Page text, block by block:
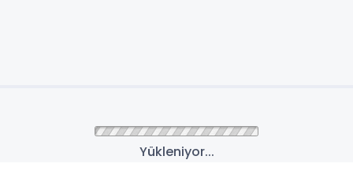
Yükleniyor...